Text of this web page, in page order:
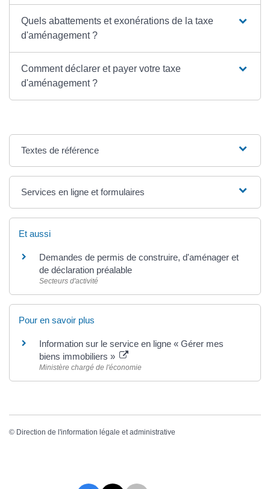
Quels abattements et exonérations de la taxe
d'aménagement ?
Comment déclarer et payer votre taxe
d'aménagement ?
Textes de référence
Services en ligne et formulaires
Et aussi
Demandes de permis de construire, d'aménager et
de déclaration préalable
Secteurs d'activité
Pour en savoir plus
Information sur le service en ligne « Gérer mes
biens immobiliers »
Ministère chargé de l'économie
© Direction de l'information légale et administrative